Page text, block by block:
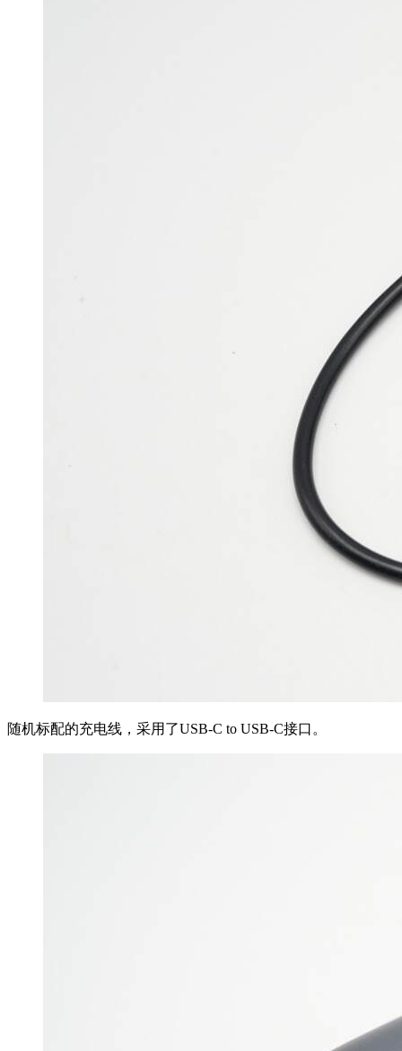
随机标配的充电线，采用了USB-C to USB-C接口。